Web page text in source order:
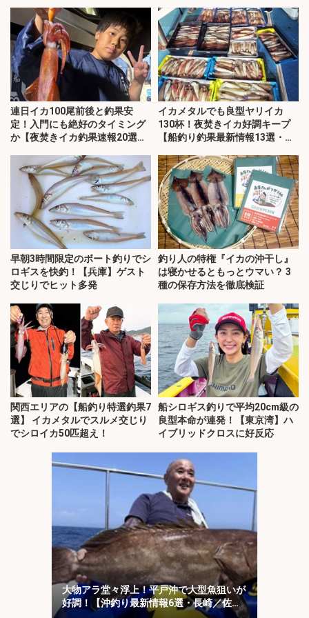
連日イカ100尾前後と釣果安
定！入門にも絶好のタイミング
か【夜焚きイカ釣果速報20選・
イカメタルでも良型ヤリイカ
130杯！夜焚きイカ好調キープ
【船釣り釣果最新情報13選・玄
早朝3時間限定のボート釣りでシ
ロギスを快釣！【兵庫】ゲスト
交じりでヒット多発
釣り人の特権『イカの沖干し』
は寝かせるともっとウマい？ 3
種の保存方法を徹底検証
関西エリアの【船釣り特選釣果7
選】 イカメタルでスルメ交じり
でシロイカ50匹超え！
船シロギス釣りで平均20cm級の
良型本命が連発！【東京湾】ハ
イブリッドクロスに好反応
大物アラ堂々浮上！平戸沖で大型魚狙いが
好調！【沖釣り最新情報6選・長崎／佐